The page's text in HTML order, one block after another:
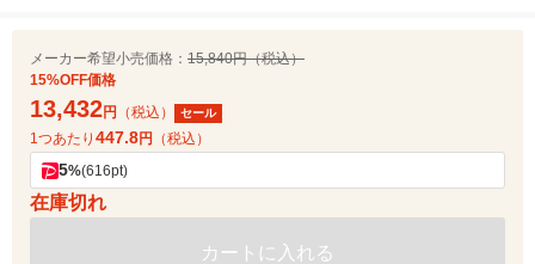
メーカー希望小売価格： 15,840円（税込）
15%OFF価格
13,432円 （税込） セール
1つあたり 447.8円 （税込）
5%(616pt)
在庫切れ
カートに入れる